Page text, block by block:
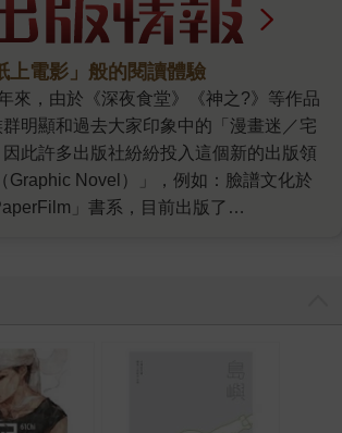
電影」般的閱讀體驗
明顯和過去大家印象中的「漫畫迷／宅
此許多出版社紛紛投入這個新的出版領
Graphic Novel）」，例如：臉譜文化於
」書系，目前出版了
新文類。1980年代，美國重要作家如Art
離主流漫畫風格帶起獨立漫畫新浪潮。
主流閱讀市場，並在世界出版業界不景氣
覺文學和傳統漫畫迷喜歡的作品其實很不
設計與行銷包裝上都不那麼像漫畫，甚至